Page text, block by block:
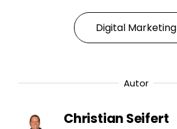
Digital Marketing
Autor
Christian Seifert